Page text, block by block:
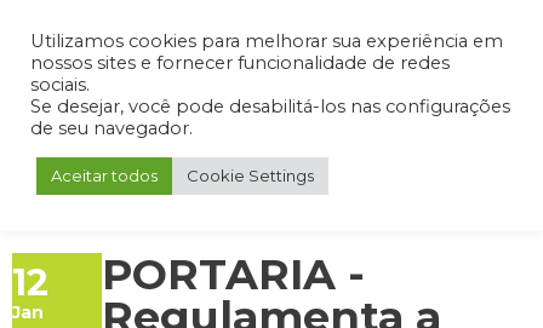
Admin Portal do Aluno Portal do Professor Portal do Coordenador
12
Jan
PORTARIA -
Regulamenta a
Utilizamos cookies para melhorar sua experiência em
nossos sites e fornecer funcionalidade de redes
sociais.
Se desejar, você pode desabilitá-los nas configurações
de seu navegador.
Aceitar todos Cookie Settings